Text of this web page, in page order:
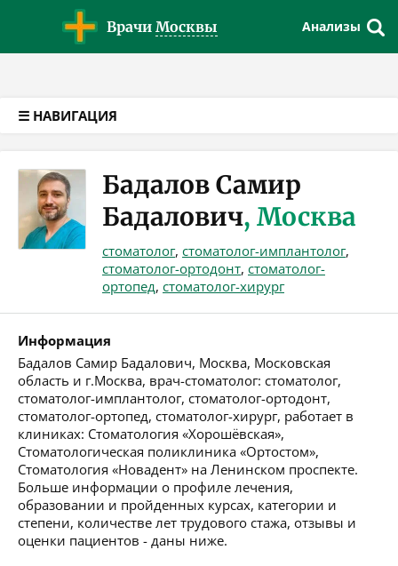
Врачи Москвы Анализы
☰ НАВИГАЦИЯ
Бадалов Самир
Бадалович, Москва
стоматолог, стоматолог-имплантолог,
стоматолог-ортодонт, стоматолог-
ортопед, стоматолог-хирург
Информация
Бадалов Самир Бадалович, Москва, Московская
область и г.Москва, врач-стоматолог: стоматолог,
стоматолог-имплантолог, стоматолог-ортодонт,
стоматолог-ортопед, стоматолог-хирург, работает в
клиниках: Стоматология «Хорошёвская»,
Стоматологическая поликлиника «Ортостом»,
Стоматология «Новадент» на Ленинском проспекте.
Больше информации о профиле лечения,
образовании и пройденных курсах, категории и
степени, количестве лет трудового стажа, отзывы и
оценки пациентов - даны ниже.